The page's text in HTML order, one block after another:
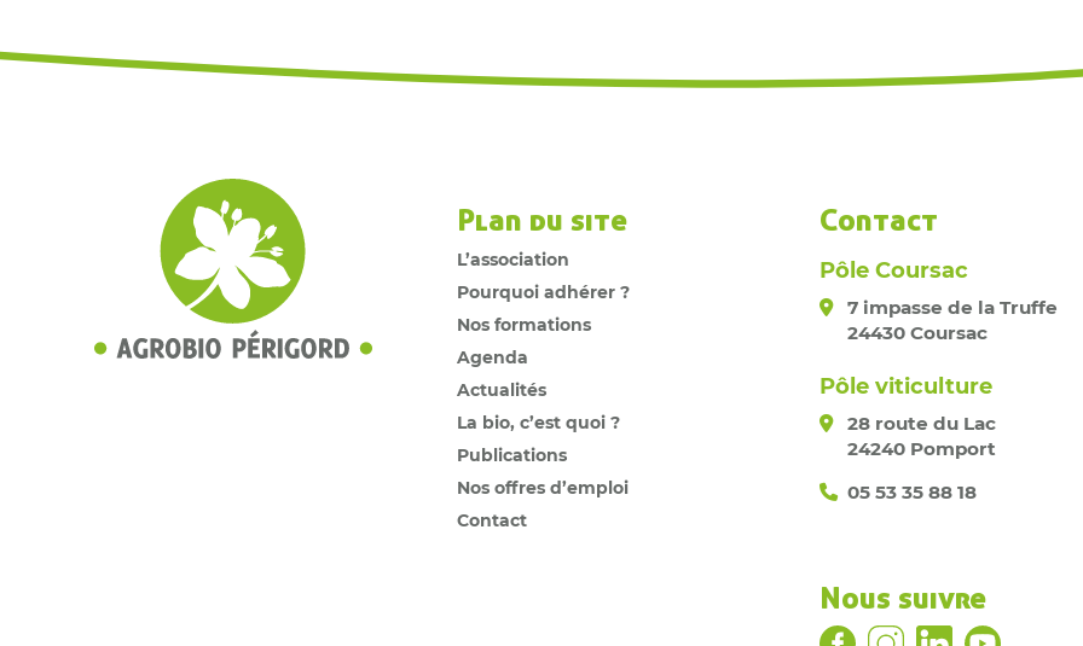
Plan du site
L’association
Pourquoi adhérer ?
Nos formations
Agenda
Actualités
La bio, c’est quoi ?
Publications
Nos offres d’emploi
Contact
Contact
Pôle Coursac
7 impasse de la Truffe
24430 Coursac
Pôle viticulture
28 route du Lac
24240 Pomport
05 53 35 88 18
Nous suivre